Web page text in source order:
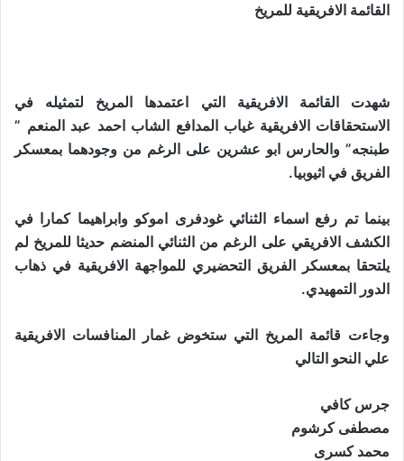
القائمة الافريقية للمريخ
شهدت القائمة الافريقية التي اعتمدها المريخ لتمثيله في
الاستحقاقات الافريقية غياب المدافع الشاب احمد عبد المنعم ”
طبنجه” والحارس ابو عشرين على الرغم من وجودهما بمعسكر
الفريق في اثيوبيا.
بينما تم رفع اسماء الثنائي غودفرى اموكو وابراهيما كمارا في
الكشف الافريقي على الرغم من الثنائي المنضم حديثا للمريخ لم
يلتحقا بمعسكر الفريق التحضيري للمواجهة الافريقية في ذهاب
الدور التمهيدي.
وجاءت قائمة المريخ التي ستخوض غمار المنافسات الافريقية
علي النحو التالي
جرس كافي
مصطفى كرشوم
محمد كسرى